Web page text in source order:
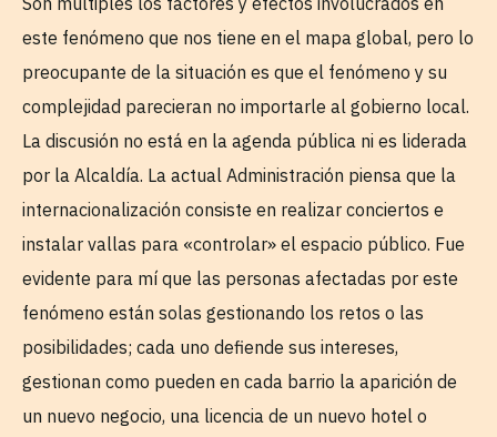
este fenómeno que nos tiene en el mapa global, pero lo
preocupante de la situación es que el fenómeno y su
complejidad parecieran no importarle al gobierno local.
La discusión no está en la agenda pública ni es liderada
por la Alcaldía. La actual Administración piensa que la
internacionalización consiste en realizar conciertos e
instalar vallas para «controlar» el espacio público. Fue
evidente para mí que las personas afectadas por este
fenómeno están solas gestionando los retos o las
posibilidades; cada uno defiende sus intereses,
gestionan como pueden en cada barrio la aparición de
un nuevo negocio, una licencia de un nuevo hotel o